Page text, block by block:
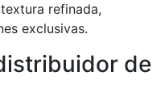
refinada,
exclusivas.
de